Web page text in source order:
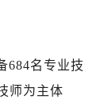
684名专业技
师为主体